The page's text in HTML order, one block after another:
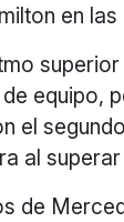
en
equipo,
el
al
de